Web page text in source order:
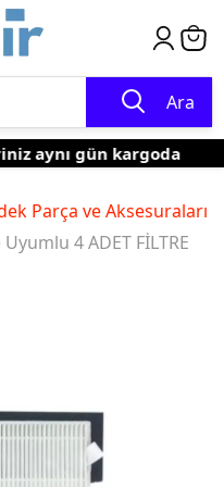
Ara
aynı gün kargoda
Parça ve Aksesuraları
4 ADET FİLTRE